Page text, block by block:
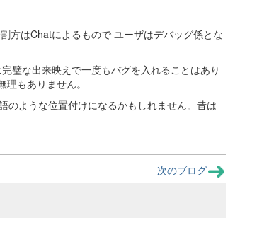
方はChatによるもので ユーザはデバッグ係とな
璧な出来映えで一度もバグを入れることはあり
もありません。
のような位置付けになるかもしれません。昔は
次のブログ